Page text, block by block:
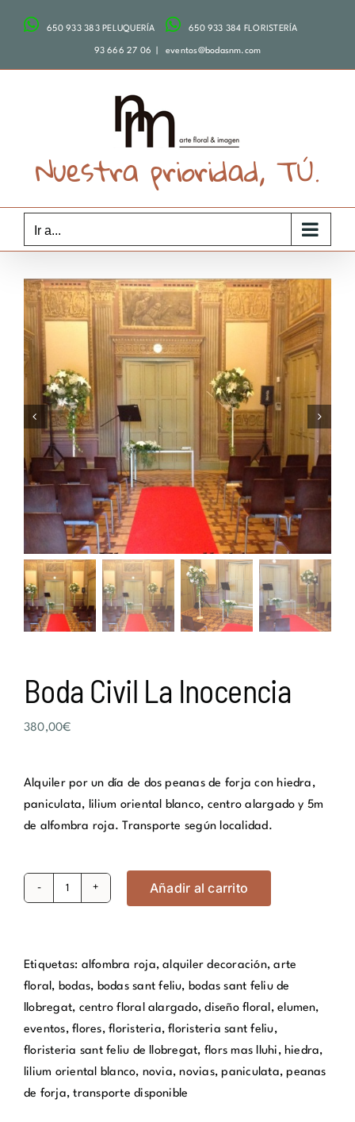
650 933 383 PELUQUERÍA 650 933 384 FLORISTERÍA
93 666 27 06 eventos@bodasnm.com
Nuestra prioridad, TÚ.
Ir a...
Boda Civil La Inocencia
380,00€
Alquiler por un día de dos peanas de forja con hiedra,
paniculata, lilium oriental blanco, centro alargado y 5m
de alfombra roja. Transporte según localidad.
Inocencia
cantidad
Añadir al carrito
Etiquetas: alfombra roja,alquiler decoración,arte
floral, bodas, bodas sant feliu, bodas sant feliu de
llobregat, centro floral alargado,diseño floral,elumen,
eventos,flores,floristeria,floristeria sant feliu,
floristeria sant feliu de llobregat, flors mas lluhi , hiedra,
lilium oriental blanco, novia,novias,paniculata,peanas
de forja,transporte disponible